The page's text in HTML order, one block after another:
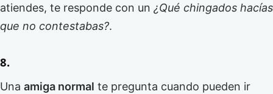
atiendes, te responde con un ¿Qué chingados hacías
que no contestabas?.
8.
Una amiga normal te pregunta cuando pueden ir